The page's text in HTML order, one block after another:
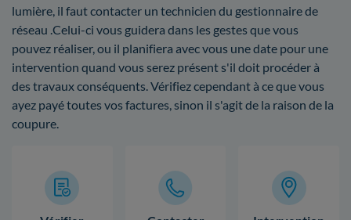
lumière, il faut contacter un technicien du gestionnaire de
réseau .Celui-ci vous guidera dans les gestes que vous
pouvez réaliser, ou il planifiera avec vous une date pour une
intervention quand vous serez présent s'il doit procéder à
des travaux conséquents. Vérifiez cependant à ce que vous
ayez payé toutes vos factures, sinon il s'agit de la raison de la
coupure.